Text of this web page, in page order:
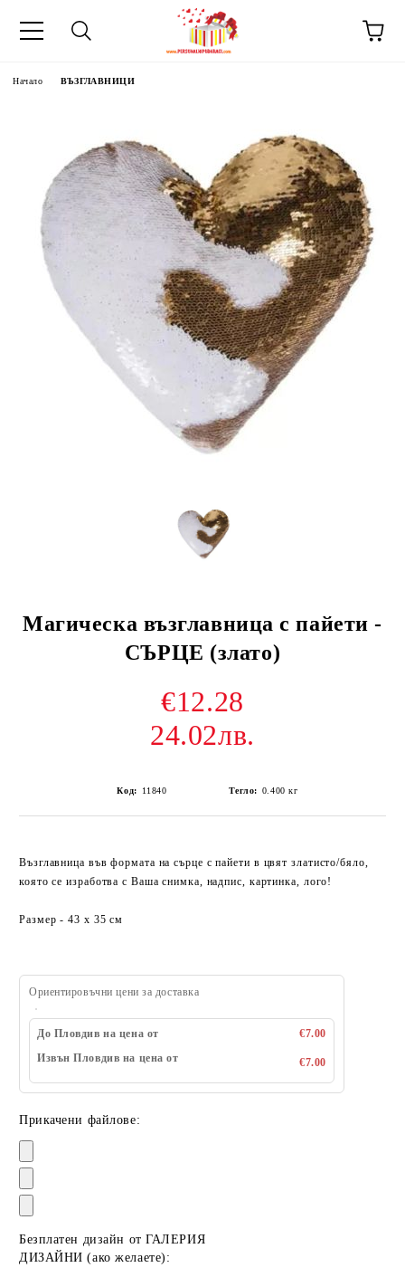
Начало ВЪЗГЛАВНИЦИ
Магическа възглавница с пайети -
СЪРЦЕ (злато)
€12.28
24.02лв.
Код: 11840 Тегло: 0.400 кг
Възглавница във формата на сърце с пайети в цвят златисто/бяло,
която се изработва с Ваша снимка, надпис, картинка, лого!
Размер - 43 x 35 см
Ориентировъчни цени за доставка
До Пловдив на цена от
€7.00
Извън Пловдив на цена от
€7.00
Прикачени файлове:
Безплатен дизайн от ГАЛЕРИЯ
ДИЗАЙНИ (ако желаете):